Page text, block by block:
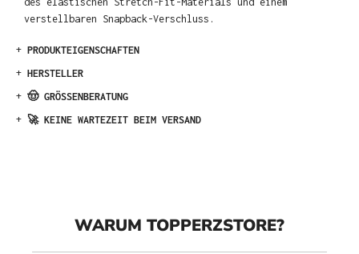
verstellbaren Snapback-Verschluss.
+ PRODUKTEIGENSCHAFTEN
+ HERSTELLER
+ 🤠 GRÖSSENBERATUNG
+ 🚀 KEINE WARTEZEIT BEIM VERSAND
WARUM TOPPERZSTORE?